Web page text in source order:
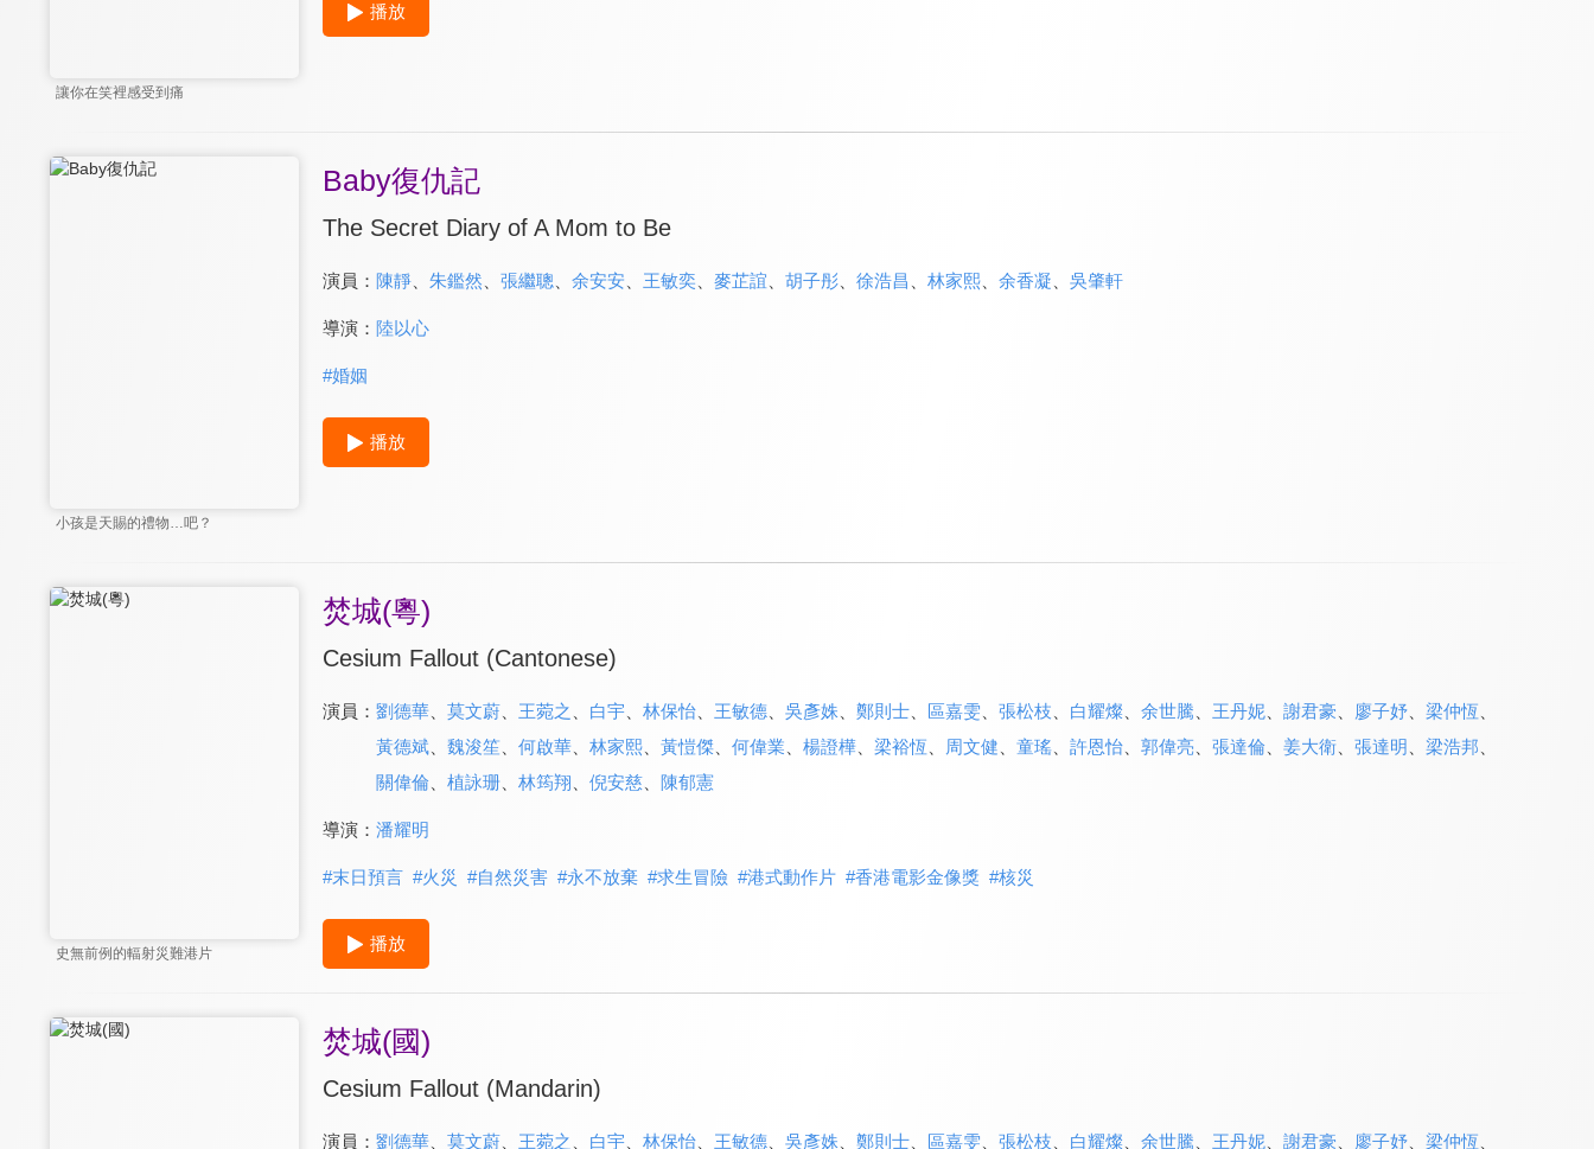
讓你在笑裡感受到痛
播放
小孩是天賜的禮物…吧？
Baby復仇記
The Secret Diary of A Mom to Be
演員： 陳靜、 朱鑑然 張繼聰 余安安 王敏奕 麥芷誼 胡子彤、 徐浩昌 林家熙、 余香凝 吳肇軒
導演： 陸以心
#婚姻
播放
史無前例的輻射災難港片
焚城(粵)
Cesium Fallout (Cantonese)
演員： 劉德華、 莫文蔚、 王菀之 白宇、 林保怡、 王敏德、 吳彥姝 鄭則士、 區嘉雯 張松枝 白耀燦、 余世騰 王丹妮、 謝君豪 廖子妤、 梁仲恆
黃德斌、 魏浚笙、 何啟華、 林家熙、 黃愷傑、 何偉業 楊證樺、 梁裕恆 周文健 童瑤、 許恩怡、 郭偉亮、 張達倫、 姜大衛、 張達明 梁浩邦
關偉倫、 植詠珊、 林筠翔 倪安慈、 陳郁憲
導演： 潘耀明
#末日預言 #火災 #自然災害 #永不放棄 #求生冒險 #港式動作片 #香港電影金像獎 #核災
播放
焚城(國)
Cesium Fallout (Mandarin)
演員： 劉德華、 莫文蔚、 王菀之 白宇、 林保怡、 王敏德、 吳彥姝 鄭則士、 區嘉雯 張松枝 白耀燦、 余世騰 王丹妮、 謝君豪 廖子妤、 梁仲恆